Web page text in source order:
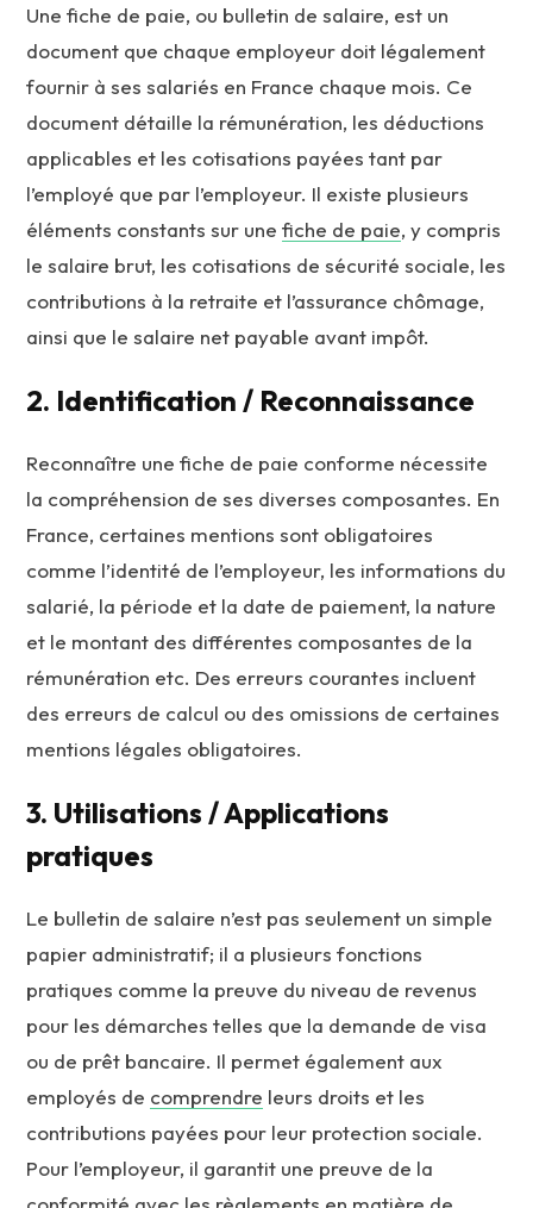
Une fiche de paie, ou bulletin de salaire, est un
document que chaque employeur doit légalement
fournir à ses salariés en France chaque mois. Ce
document détaille la rémunération, les déductions
applicables et les cotisations payées tant par
l’employé que par l’employeur. Il existe plusieurs
éléments constants sur une fiche de paie, y compris
le salaire brut, les cotisations de sécurité sociale, les
contributions à la retraite et l’assurance chômage,
ainsi que le salaire net payable avant impôt.
2. Identification / Reconnaissance
Reconnaître une fiche de paie conforme nécessite
la compréhension de ses diverses composantes. En
France, certaines mentions sont obligatoires
comme l’identité de l’employeur, les informations du
salarié, la période et la date de paiement, la nature
et le montant des différentes composantes de la
rémunération etc. Des erreurs courantes incluent
des erreurs de calcul ou des omissions de certaines
mentions légales obligatoires.
3. Utilisations / Applications
pratiques
Le bulletin de salaire n’est pas seulement un simple
papier administratif; il a plusieurs fonctions
pratiques comme la preuve du niveau de revenus
pour les démarches telles que la demande de visa
ou de prêt bancaire. Il permet également aux
employés de comprendre leurs droits et les
contributions payées pour leur protection sociale.
Pour l’employeur, il garantit une preuve de la